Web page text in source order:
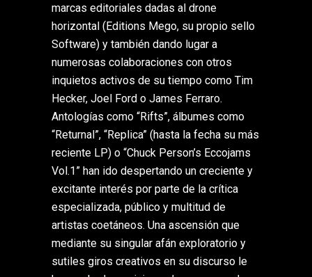
marcas editoriales dadas al drone
horizontal (Editions Mego, su propio sello
Software) y también dando lugar a
numerosas colaboraciones con otros
inquietos activos de su tiempo como Tim
Hecker, Joel Ford o James Ferraro.
Antologías como “Rifts”, álbumes como
“Returnal”, “Replica” (hasta la fecha su más
reciente LP) o “Chuck Person’s Eccojams
Vol.1” han ido despertando un creciente y
excitante interés por parte de la crítica
especializada, público y multitud de
artistas coetáneos. Una ascensión que
mediante su singular afán exploratorio y
sutiles giros creativos en su discurso le